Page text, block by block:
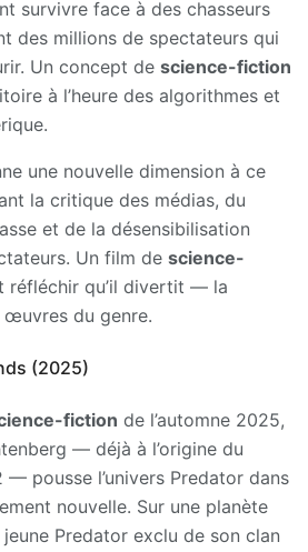
survivre face à des chasseurs
des millions de spectateurs qui
Un concept de science-fiction
à l’heure des algorithmes et
une nouvelle dimension à ce
la critique des médias, du
et de la désensibilisation
Un film de science-
réfléchir qu’il divertit — la
œuvres du genre.
(2025)
fiction de l’automne 2025,
— déjà à l’origine du
— pousse l’univers Predator dans
nouvelle. Sur une planète
Predator exclu de son clan